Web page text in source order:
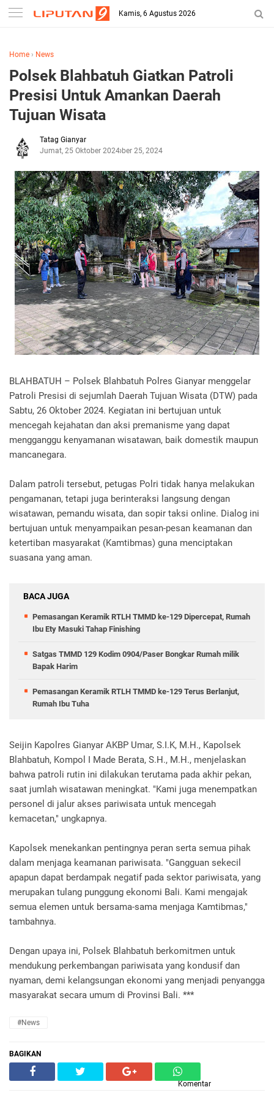
Kamis, 6 Agustus 2026
Home › News
Polsek Blahbatuh Giatkan Patroli
Presisi Untuk Amankan Daerah
Tujuan Wisata
Tatag Gianyar
Jumat, 25 Oktober 2024Oktober 25, 2024
BLAHBATUH – Polsek Blahbatuh Polres Gianyar menggelar
Patroli Presisi di sejumlah Daerah Tujuan Wisata (DTW) pada
Sabtu, 26 Oktober 2024. Kegiatan ini bertujuan untuk
mencegah kejahatan dan aksi premanisme yang dapat
mengganggu kenyamanan wisatawan, baik domestik maupun
mancanegara.
Dalam patroli tersebut, petugas Polri tidak hanya melakukan
pengamanan, tetapi juga berinteraksi langsung dengan
wisatawan, pemandu wisata, dan sopir taksi online. Dialog ini
bertujuan untuk menyampaikan pesan-pesan keamanan dan
ketertiban masyarakat (Kamtibmas) guna menciptakan
suasana yang aman.
BACA JUGA
Pemasangan Keramik RTLH TMMD ke-129 Dipercepat, Rumah
Ibu Ety Masuki Tahap Finishing
Satgas TMMD 129 Kodim 0904/Paser Bongkar Rumah milik
Bapak Harim
Pemasangan Keramik RTLH TMMD ke-129 Terus Berlanjut,
Rumah Ibu Tuha
Seijin Kapolres Gianyar AKBP Umar, S.I.K, M.H., Kapolsek
Blahbatuh, Kompol I Made Berata, S.H., M.H., menjelaskan
bahwa patroli rutin ini dilakukan terutama pada akhir pekan,
saat jumlah wisatawan meningkat. "Kami juga menempatkan
personel di jalur akses pariwisata untuk mencegah
kemacetan," ungkapnya.
Kapolsek menekankan pentingnya peran serta semua pihak
dalam menjaga keamanan pariwisata. "Gangguan sekecil
apapun dapat berdampak negatif pada sektor pariwisata, yang
merupakan tulang punggung ekonomi Bali. Kami mengajak
semua elemen untuk bersama-sama menjaga Kamtibmas,"
tambahnya.
Dengan upaya ini, Polsek Blahbatuh berkomitmen untuk
mendukung perkembangan pariwisata yang kondusif dan
nyaman, demi kelangsungan ekonomi yang menjadi penyangga
masyarakat secara umum di Provinsi Bali. ***
#News
BAGIKAN
Komentar